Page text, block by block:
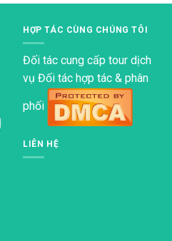
HỢP TÁC CÙNG CHÚNG TÔI
Đối tác cung cấp tour dịch
vụ Đối tác hợp tác & phân
phối
LIÊN HỆ